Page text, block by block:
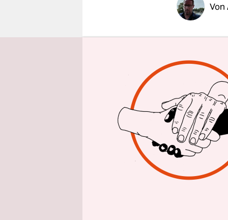
Von
Der
Grimm
davon
den
einen
Definition
auslaufen
Das Wort
Madln“
zumeist